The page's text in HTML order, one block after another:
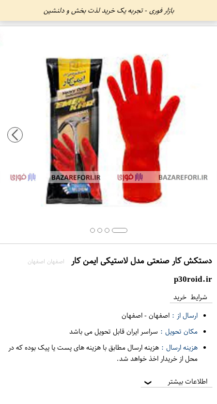
بازار فوری - تجربه یک خرید لذت بخش و دلنشین
دستکش کار صنعتی مدل لاستیکی ایمن کار اصفهان اصفهان
p30roid.ir
شرایط خرید
ارسال از : اصفهان-اصفهان
مکان تحویل : سراسر ایران قابل تحویل می باشد
هزینه ارسال : هزینه ارسال مطابق با هزینه های پست یا پیک بوده که در
محل از خریدار اخذ خواهد شد.
اطلاعات بیشتر ❯